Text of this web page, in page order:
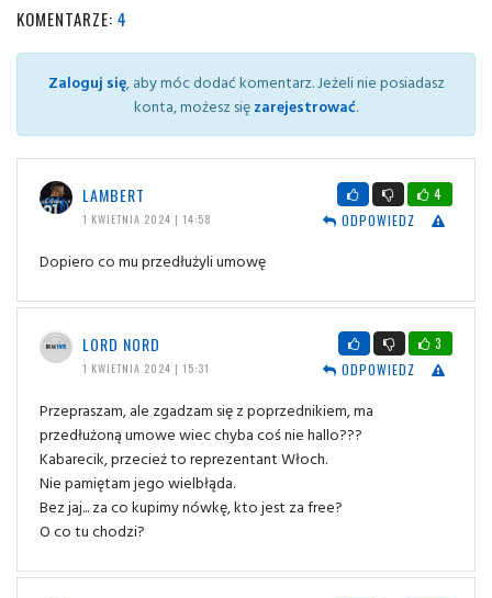
KOMENTARZE: 4
Zaloguj się, aby móc dodać komentarz. Jeżeli nie posiadasz
konta, możesz sięzarejestrować.
LAMBERT
1 KWIETNIA 2024 | 14:58
4
ODPOWIEDZ
Dopiero co mu przedłużyli umowę
LORD NORD
1 KWIETNIA 2024 | 15:31
3
ODPOWIEDZ
Przepraszam, ale zgadzam się z poprzednikiem, ma
przedłużoną umowe wiec chyba coś nie hallo???
Kabarecik, przecież to reprezentant Włoch.
Nie pamiętam jego wielbłąda.
Bez jaj... za co kupimy nówkę, kto jest za free?
O co tu chodzi?